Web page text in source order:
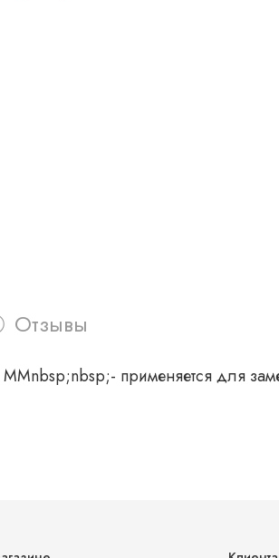
Отзывы
применяется для